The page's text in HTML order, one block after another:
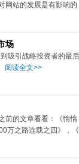
网站的发展是有影响
场
引战略投资者的最后
阅读全文>>
的文章看看：《惰惰
万之路连载之四》，